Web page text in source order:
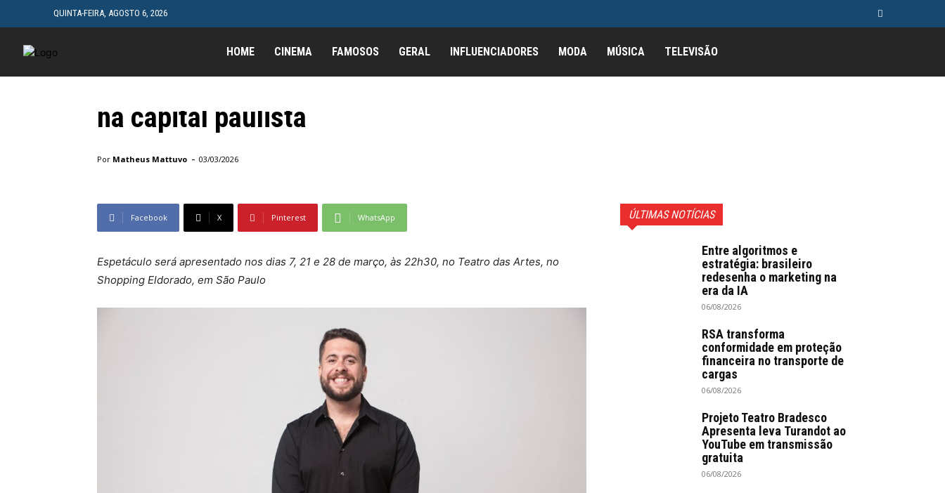
QUINTA-FEIRA, AGOSTO 6, 2026
HOME CINEMA FAMOSOS GERAL INFLUENCIADORES MODA MÚSICA TELEVISÃO
Eventos
Maurício Meirelles confirma shows de seu
novo stand-up “Surto Coletivo” em março
na capital paulista
Por Matheus Mattuvo - 03/03/2026
Facebook X Pinterest WhatsApp
Espetáculo será apresentado nos dias 7, 21 e 28 de março, às 22h30, no Teatro das Artes, no
Shopping Eldorado, em São Paulo
ÚLTIMAS NOTÍCIAS
Entre algoritmos e
estratégia: brasileiro
redesenha o marketing na
era da IA
06/08/2026
RSA transforma
conformidade em proteção
financeira no transporte de
cargas
06/08/2026
Projeto Teatro Bradesco
Apresenta leva Turandot ao
YouTube em transmissão
gratuita
06/08/2026